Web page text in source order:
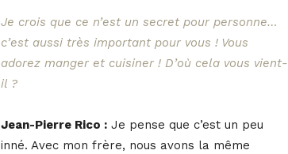
Je crois que ce n’est un secret pour personne…
c’est aussi très important pour vous ! Vous
adorez manger et cuisiner ! D’où cela vous vient-
il ?
Jean-Pierre Rico : Je pense que c’est un peu
inné. Avec mon frère, nous avons la même